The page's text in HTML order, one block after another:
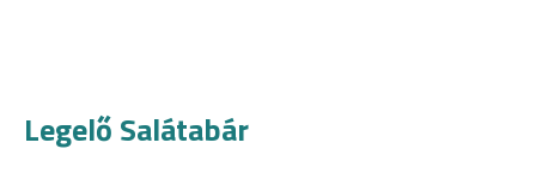
Legelő Salátabár